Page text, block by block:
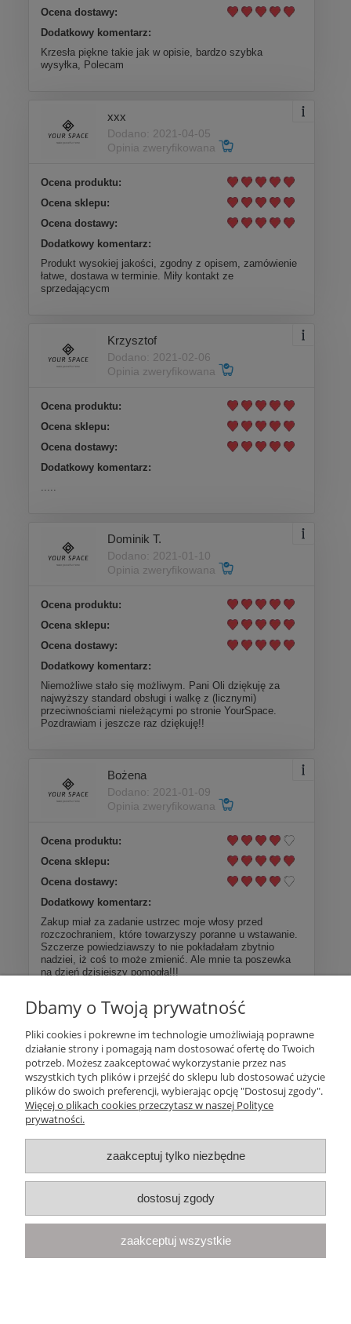
Ocena dostawy:
Dodatkowy komentarz:
Krzesła piękne takie jak w opisie, bardzo szybka
wysyłka, Polecam
xxx
Dodano: 2021-04-05
Opinia zweryfikowana
Ocena produktu:
Ocena sklepu:
Ocena dostawy:
Dodatkowy komentarz:
Produkt wysokiej jakości, zgodny z opisem, zamówienie
łatwe, dostawa w terminie. Miły kontakt ze
sprzedającycm
Krzysztof
Dodano: 2021-02-06
Opinia zweryfikowana
Ocena produktu:
Ocena sklepu:
Ocena dostawy:
Dodatkowy komentarz:
Dominik T.
Dodano: 2021-01-10
Opinia zweryfikowana
Ocena produktu:
Ocena sklepu:
Ocena dostawy:
Dodatkowy komentarz:
Niemożliwe stało się możliwym. Pani Oli dziękuję za
najwyższy standard obsługi i walkę z (licznymi)
przeciwnościami nieleżącymi po stronie YourSpace.
Pozdrawiam i jeszcze raz dziękuję!!
Bożena
Dodano: 2021-01-09
Opinia zweryfikowana
Ocena produktu:
Ocena sklepu:
Ocena dostawy:
Dodatkowy komentarz:
Zakup miał za zadanie ustrzec moje włosy przed
rozczochraniem, które towarzyszy poranne u wstawanie.
Szczerze powiedziawszy to nie pokładałam zbytnio
nadziei, iż coś to może zmienić. Ale mnie ta poszewka
na dzień dzisiejszy pomogła!!!
Więcej opinii
Pomoc
Moje konto
Płatności i dostawa
Informacje
O nas
Your Space| Olimpijska 8, 86-010 Samociążek, woj. kujawsko-
Dbamy o Twoją prywatność
Pliki cookies i pokrewne im technologie umożliwiają poprawne
działanie strony i pomagają nam dostosować ofertę do Twoich
potrzeb. Możesz zaakceptować wykorzystanie przez nas
wszystkich tych plików i przejść do sklepu lub dostosować użycie
plików do swoich preferencji, wybierając opcję "Dostosuj zgody".
Więcej o plikach cookies przeczytasz w naszej Polityce
prywatności.
zaakceptuj tylko niezbędne
dostosuj zgody
zaakceptuj wszystkie